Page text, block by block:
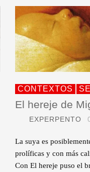
CONTEXTOS
El hereje de
EXPERPENTO
La suya es
prolíficas y con más
Con El hereje puso el